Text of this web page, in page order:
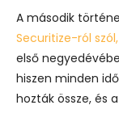
A második
Securitize-ról
első
hiszen minden
hozták össze, és